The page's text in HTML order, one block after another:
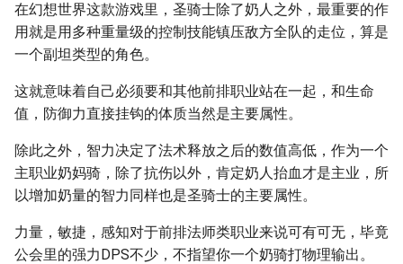
在幻想世界这款游戏里，圣骑士除了奶人之外，最重要的作
用就是用多种重量级的控制技能镇压敌方全队的走位，算是
一个副坦类型的角色。
这就意味着自己必须要和其他前排职业站在一起，和生命
值，防御力直接挂钩的体质当然是主要属性。
除此之外，智力决定了法术释放之后的数值高低，作为一个
主职业奶妈骑，除了抗伤以外，肯定奶人抬血才是主业，所
以增加奶量的智力同样也是圣骑士的主要属性。
力量，敏捷，感知对于前排法师类职业来说可有可无，毕竟
公会里的强力DPS不少，不指望你一个奶骑打物理输出。